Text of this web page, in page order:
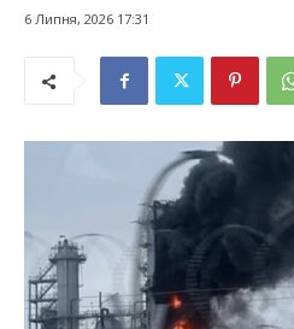
6 Липня, 2026 17:31